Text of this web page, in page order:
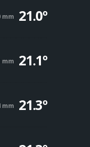
mm 21.0º
mm 21.1º
mm 21.3º